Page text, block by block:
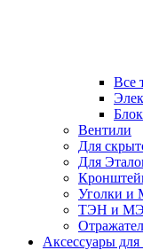
Все
Вентили
Для
Для
Уголки и
ТЭН и
Аксессуары